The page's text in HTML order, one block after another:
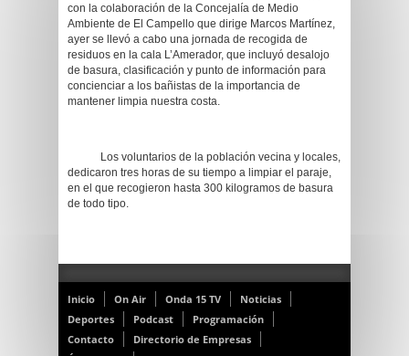
con la colaboración de la Concejalía de Medio
Ambiente de El Campello que dirige Marcos Martínez,
ayer se llevó a cabo una jornada de recogida de
residuos en la cala L’Amerador, que incluyó desalojo
de basura, clasificación y punto de información para
concienciar a los bañistas de la importancia de
mantener limpia nuestra costa.
Los voluntarios de la población vecina y locales,
dedicaron tres horas de su tiempo a limpiar el paraje,
en el que recogieron hasta 300 kilogramos de basura
de todo tipo.
Inicio On Air Onda 15 TV
Noticias
Deportes
Podcast
Programación
Contacto
Directorio de Empresas